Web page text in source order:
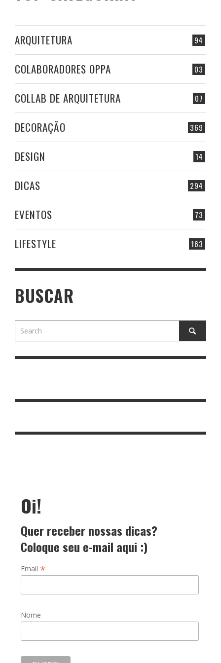
94
ARQUITETURA
03
COLABORADORES OPPA
07
COLLAB DE ARQUITETURA
369
DECORAÇÃO
14
DESIGN
294
DICAS
73
EVENTOS
163
LIFESTYLE
BUSCAR
Oi!
Quer receber nossas dicas?
Coloque seu e-mail aqui :)
Email *
Nome